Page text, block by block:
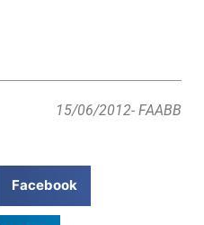
15/06/2012- FAABB
Facebook